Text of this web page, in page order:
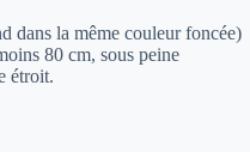
dans la même couleur foncée)
80 cm, sous peine
étroit.